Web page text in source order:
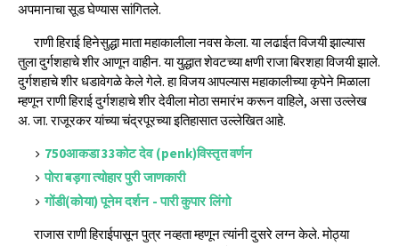
अपमानाचा सूड घेण्यास सांगितले.
राणी हिराई हिनेसुद्धा माता महाकालीला नवस केला. या लढाईत विजयी झाल्यास
तुला दुर्गशहाचे शीर आणून वाहीन. या युद्धात शेवटच्या क्षणी राजा बिरशहा विजयी झाले.
दुर्गशहाचे शीर धडावेगळे केले गेले. हा विजय आपल्यास महाकालीच्या कृपेने मिळाला
म्हणून राणी हिराई दुर्गशहाचे शीर देवीला मोठा समारंभ करून वाहिले, असा उल्लेख
अ. जा. राजूरकर यांच्या चंद्रपूरच्या इतिहासात उल्लेखित आहे.
750आकडा 33कोट देव (penk)विस्तृत वर्णन
पोरा बड़गा त्योहार पुरी जाणकारी
गोंडी(कोया) पूनेम दर्शन - पारी कुपार लिंगो
राजास राणी हिराईपासून पुत्र नव्हता म्हणून त्यांनी दुसरे लग्न केले. मोठ्या